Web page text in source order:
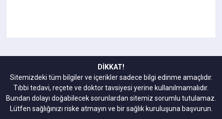
DİKKAT!
Sitemizdeki tüm bilgiler ve içerikler sadece bilgi edinme amaçlıdır.
Tıbbi tedavi, reçete ve doktor tavsiyesi yerine kullanılmamalıdır.
Bundan dolayı doğabilecek sorunlardan sitemiz sorumlu tutulamaz.
Lütfen sağlığınızı riske atmayın ve bir sağlık kuruluşuna başvurun.